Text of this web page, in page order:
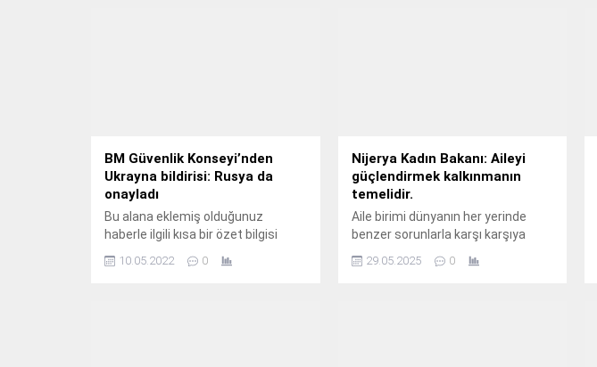
BM Güvenlik Konseyi’nden
Ukrayna bildirisi: Rusya da
onayladı
Bu alana eklemiş olduğunuz
haberle ilgili kısa bir özet bilgisi
ekleyebilirsiniz. Bu metin yazı
düzenleme sayfasında "Özet"
10.05.2022 0
Nijerya Kadın Bakanı: Aileyi
güçlendirmek kalkınmanın
temelidir.
Aile birimi dünyanın her yerinde
benzer sorunlarla karşı karşıya
Nijerya Kadın İşleri Bakanı Imaan
Sulaiman-Ibrahim, aile odaklı
29.05.2025 0